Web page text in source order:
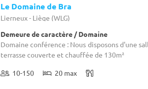
Le Domaine de Bra
Lierneux - Liège (WLG)
Demeure de caractère / Domaine
Domaine conférence : Nous disposons d'une
terrasse couverte et chauffée de 130m²
10-150 20 max